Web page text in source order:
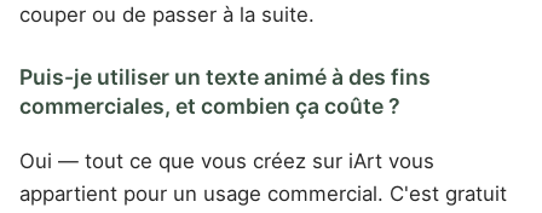
couper ou de passer à la suite.
Puis-je utiliser un texte animé à des fins
commerciales, et combien ça coûte ?
Oui — tout ce que vous créez sur iArt vous
appartient pour un usage commercial. C'est gratuit